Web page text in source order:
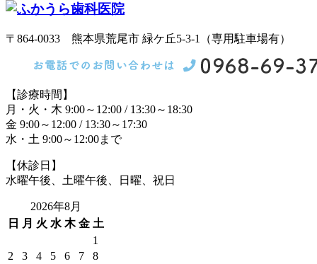
〒864-0033 熊本県荒尾市 緑ケ丘5-3-1（専用駐車場有）
【診療時間】
月・火・木 9:00～12:00 / 13:30～18:30
金 9:00～12:00 / 13:30～17:30
水・土 9:00～12:00まで
【休診日】
水曜午後、土曜午後、日曜、祝日
2026年8月
日
月 火 水 木 金 土
1
2
3 4 5 6 7
8